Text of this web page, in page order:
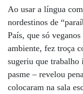
Ao usar a língua
nordestinos de
País, que só
ambiente, fez troça
sugeriu que trabalho
pasme – revelou
colocaram na sala